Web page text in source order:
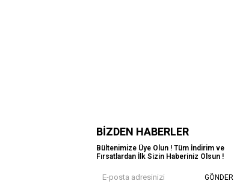
BIZDEN HABERLER
Bültenimize Üye Olun ! Tüm İndirim ve
Fırsatlardan İlk Sizin Haberiniz Olsun !
GÖNDER